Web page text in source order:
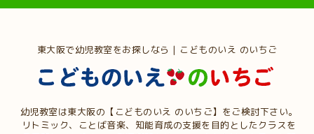
東大阪で幼児教室をお探しなら | こどものいえ のいちご
幼児教室は東大阪の【こどものいえ のいちご】をご検討下さい。
リトミック、ことば音楽、知能育成の支援を目的としたクラスを